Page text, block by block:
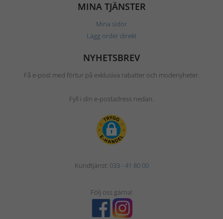
MINA TJÄNSTER
Mina sidor
Lägg order direkt
NYHETSBREV
Få e-post med förtur på exklusiva rabatter och modenyheter.
Fyll i din e-postadress nedan.
Kundtjänst: 033 - 41 80 00
Följ oss gärna!